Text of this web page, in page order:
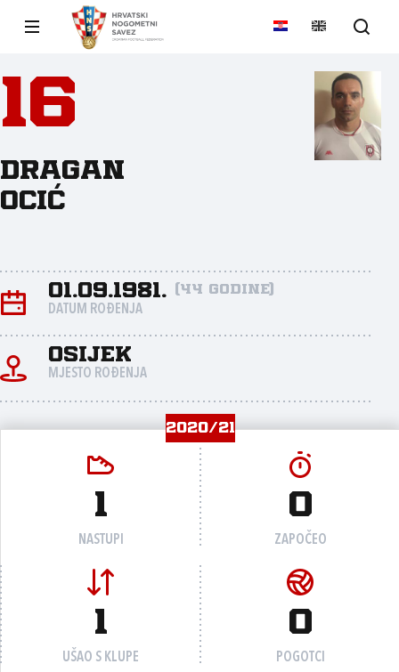
16
Dragan
Ocić
01.09.1981. (44 godine)
DATUM ROĐENJA
Osijek
MJESTO ROĐENJA
2020/21
1
NASTUPI
0
ZAPOČEO
1
UŠAO S KLUPE
0
POGOTCI